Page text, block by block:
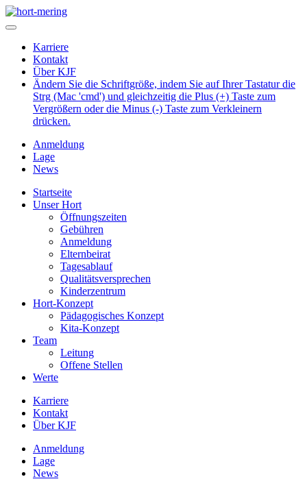
Karriere
Kontakt
Über KJF
Ändern Sie die Schriftgröße, indem Sie auf Ihrer Tastatur die
Strg (Mac 'cmd') und gleichzeitig die Plus (+) Taste zum
Vergrößern oder die Minus (-) Taste zum Verkleinern
drücken.
Anmeldung
Lage
News
Startseite
Unser Hort
Öffnungszeiten
Gebühren
Anmeldung
Elternbeirat
Tagesablauf
Qualitätsversprechen
Kinderzentrum
Hort-Konzept
Pädagogisches Konzept
Kita-Konzept
Team
Leitung
Offene Stellen
Werte
Karriere
Kontakt
Über KJF
Anmeldung
Lage
News